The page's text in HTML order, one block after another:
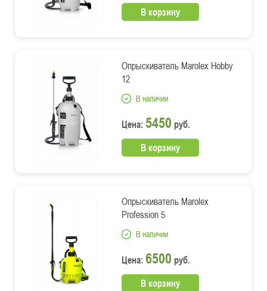
В корзину
Опрыскиватель Marolex Hobby
12
В наличии
Цена: 5450 руб.
В корзину
Опрыскиватель Marolex
Profession 5
В наличии
Цена: 6500 руб.
В корзину